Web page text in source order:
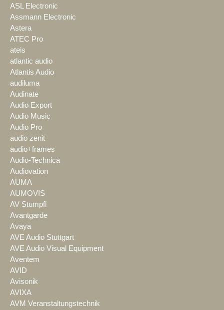
ASL Electronic
Assmann Electronic
Astera
ATEC Pro
ateis
atlantic audio
Atlantis Audio
audiluma
Audinate
Audio Export
Audio Music
Audio Pro
audio zenit
audio+frames
Audio-Technica
Audiovation
AUMA
AUMOVIS
AV Stumpfl
Avantgarde
Avaya
AVE Audio Stuttgart
AVE Audio Visual Equipment
Aventem
AVID
Avisonik
AVIXA
AVM Veranstaltungstechnik